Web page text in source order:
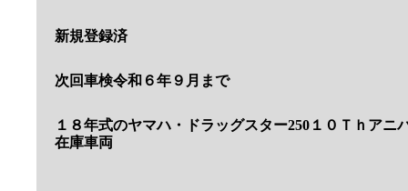
新規登録済
次回車検令和６年９月まで
１８年式のヤマハ・ドラッグスター250１０Ｔｈアニ
在庫車両